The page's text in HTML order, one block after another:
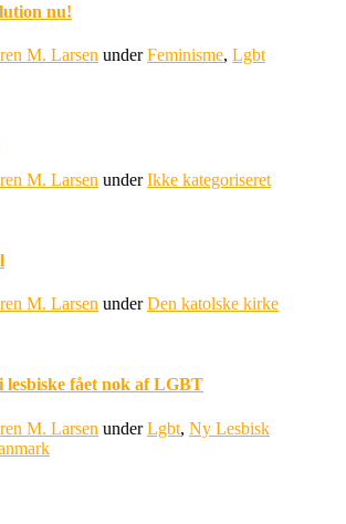
nu!
M. Larsen underFeminisme, Lgbt
M. Larsen underIkke kategoriseret
M. Larsen underDen katolske kirke
fået nok af LGBT
M. Larsen underLgbt, Ny Lesbisk